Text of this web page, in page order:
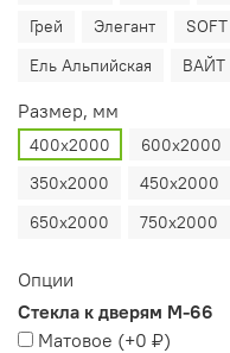
Грей
Элегант
Ель Альпийская
ВАЙТ
Размер, мм
400х2000 600х2000
350х2000
450х2000
650х2000
750х2000
Опции
Стекла к дверям М-66
Матовое (+0 ₽)